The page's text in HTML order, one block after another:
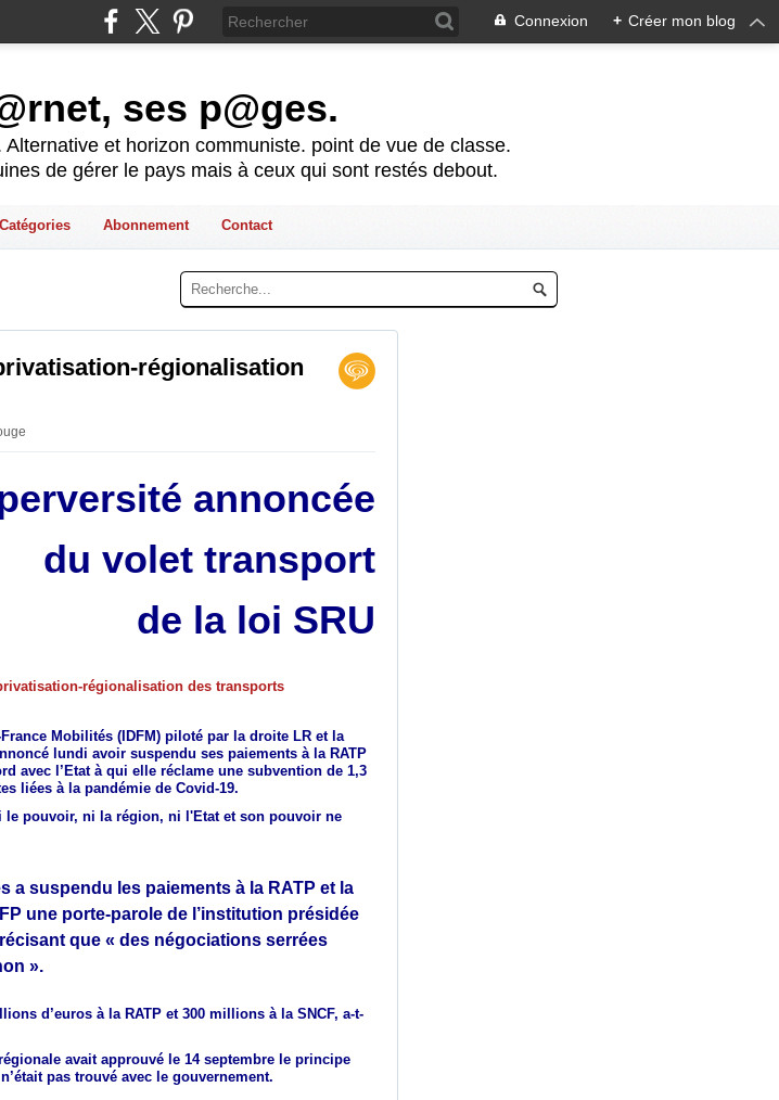
Connexion + Créer mon blog
ses p@ges.
et horizon communiste. point de vue de classe.
de gérer le pays mais à ceux qui sont restés debout.
Catégories Abonnement Contact
régionalisation
annoncée
du volet transport
de la loi SRU
Mobilités (IDFM) piloté par la droite LR et la
lundi avoir suspendu ses paiements à la RATP
avec l’Etat à qui elle réclame une subvention de 1,3
liées à la pandémie de Covid-19.
le pouvoir, ni la région, ni l'Etat et son pouvoir ne
a suspendu les paiements à la RATP et la
une porte-parole de l’institution présidée
que « des négociations serrées
».
d’euros à la RATP et 300 millions à la SNCF, a-t-
avait approuvé le 14 septembre le principe
pas trouvé avec le gouvernement.